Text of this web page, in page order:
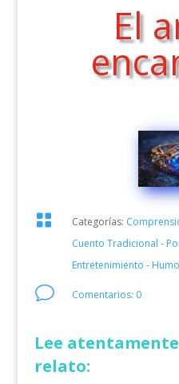
El
 Categorías:
Cuento Tradicional -
Entretenimiento -
v Comentarios: 0
Lee
relato: